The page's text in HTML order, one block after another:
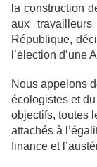
la construction
aux
République,
l’élection d’une
Nous appelons
écologistes et
objectifs, toutes
attachés à
finance et